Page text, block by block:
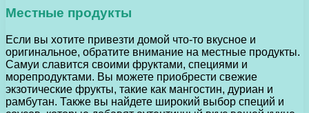
Местные продукты
Если вы хотите привезти домой что-то вкусное и
оригинальное, обратите внимание на местные продукты.
Самуи славится своими фруктами, специями и
морепродуктами. Вы можете приобрести свежие
экзотические фрукты, такие как мангостин, дуриан и
рамбутан. Также вы найдете широкий выбор специй и